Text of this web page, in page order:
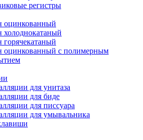
регистры
оцинкованный
холоднокатаный
горячекатаный
оцинкованный с полимерным
для унитаза
для биде
для писсуара
для умывальника